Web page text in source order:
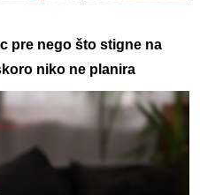
pre nego što stigne na
niko ne planira